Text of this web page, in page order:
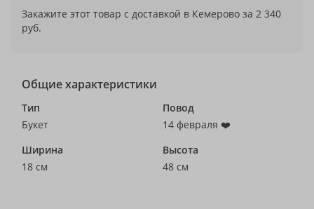
Закажите этот товар с доставкой в Кемерово за 2 340
руб.
Общие характеристики
Тип
Букет
Повод
14 февраля ❤️
Ширина
18 см
Высота
48 см